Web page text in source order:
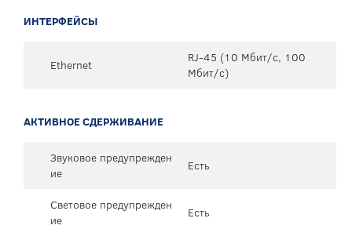
ИНТЕРФЕЙСЫ
Ethernet
RJ-45 (10 Мбит/с, 100
Мбит/с)
АКТИВНОЕ СДЕРЖИВАНИЕ
Звуковое предупрежден
ие
Есть
Световое предупрежден
ие
Есть